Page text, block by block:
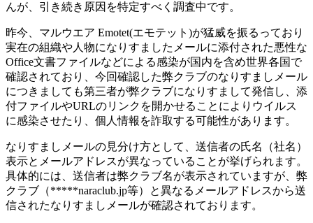
んが、引き続き原因を特定すべく調査中です。
昨今、マルウエア Emotet(エモテット)が猛威を振るっており
実在の組織や人物になりすましたメールに添付された悪性な
Office文書ファイルなどによる感染が国内を含め世界各国で
確認されており、今回確認した弊クラブのなりすましメール
につきましても第三者が弊クラブになりすまして発信し、添
付ファイルやURLのリンクを開かせることによりウイルス
に感染させたり、個人情報を詐取する可能性があります。
なりすましメールの見分け方として、送信者の氏名（社名）
表示とメールアドレスが異なっていることが挙げられます。
具体的には、送信者は弊クラブ名が表示されていますが、弊
クラブ（*****naraclub.jp等）と異なるメールアドレスから送
信されたなりすましメールが確認されております。